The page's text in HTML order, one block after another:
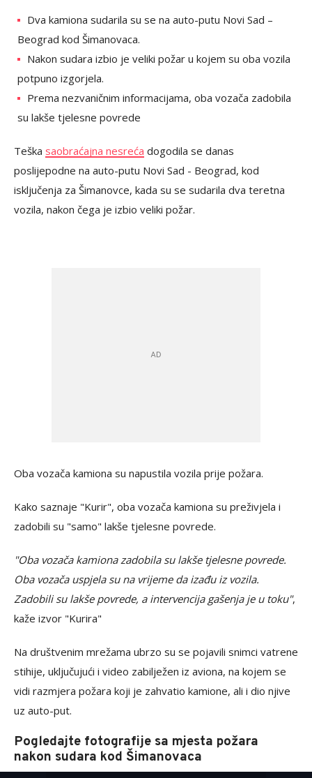
Dva kamiona sudarila su se na auto-putu Novi Sad –
Beograd kod Šimanovaca.
Nakon sudara izbio je veliki požar u kojem su oba vozila
potpuno izgorjela.
Prema nezvaničnim informacijama, oba vozača zadobila
su lakše tjelesne povrede
Teška saobraćajna nesreća dogodila se danas
poslijepodne na auto-putu Novi Sad - Beograd, kod
isključenja za Šimanovce, kada su se sudarila dva teretna
vozila, nakon čega je izbio veliki požar.
Oba vozača kamiona su napustila vozila prije požara.
Kako saznaje "Kurir", oba vozača kamiona su preživjela i
zadobili su "samo" lakše tjelesne povrede.
"Oba vozača kamiona zadobila su lakše tjelesne povrede.
Oba vozača uspjela su na vrijeme da izađu iz vozila.
Zadobili su lakše povrede, a intervencija gašenja je u toku",
kaže izvor "Kurira"
Na društvenim mrežama ubrzo su se pojavili snimci vatrene
stihije, uključujući i video zabilježen iz aviona, na kojem se
vidi razmjera požara koji je zahvatio kamione, ali i dio njive
uz auto-put.
Pogledajte fotografije sa mjesta požara
nakon sudara kod Šimanovaca